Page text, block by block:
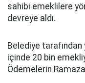
sahibi emeklilere
devreye aldı.
Belediye tarafından
içinde 20 bin
Ödemelerin